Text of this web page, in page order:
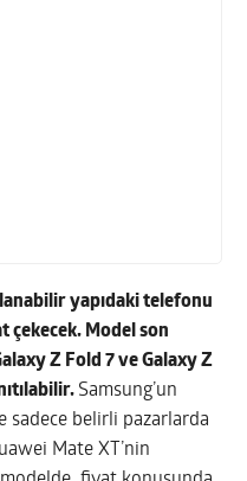
yapıdaki telefonu
çekecek. Model son
Z Fold 7 ve Galaxy Z
Samsung’un
sadece belirli pazarlarda
Mate XT’nin